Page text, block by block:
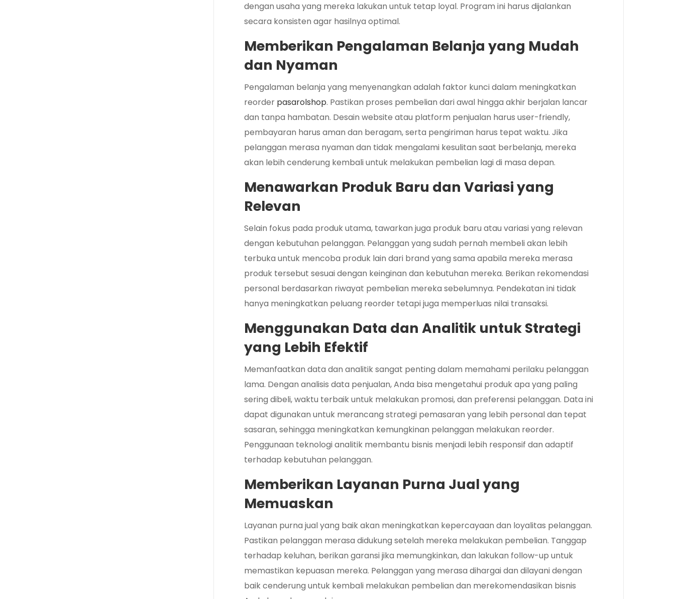
dengan usaha yang mereka lakukan untuk tetap loyal. Program ini harus dijalankan
secara konsisten agar hasilnya optimal.
Memberikan Pengalaman Belanja yang Mudah
dan Nyaman
Pengalaman belanja yang menyenangkan adalah faktor kunci dalam meningkatkan
reorder pasarolshop. Pastikan proses pembelian dari awal hingga akhir berjalan lancar
dan tanpa hambatan. Desain website atau platform penjualan harus user-friendly,
pembayaran harus aman dan beragam, serta pengiriman harus tepat waktu. Jika
pelanggan merasa nyaman dan tidak mengalami kesulitan saat berbelanja, mereka
akan lebih cenderung kembali untuk melakukan pembelian lagi di masa depan.
Menawarkan Produk Baru dan Variasi yang
Relevan
Selain fokus pada produk utama, tawarkan juga produk baru atau variasi yang relevan
dengan kebutuhan pelanggan. Pelanggan yang sudah pernah membeli akan lebih
terbuka untuk mencoba produk lain dari brand yang sama apabila mereka merasa
produk tersebut sesuai dengan keinginan dan kebutuhan mereka. Berikan rekomendasi
personal berdasarkan riwayat pembelian mereka sebelumnya. Pendekatan ini tidak
hanya meningkatkan peluang reorder tetapi juga memperluas nilai transaksi.
Menggunakan Data dan Analitik untuk Strategi
yang Lebih Efektif
Memanfaatkan data dan analitik sangat penting dalam memahami perilaku pelanggan
lama. Dengan analisis data penjualan, Anda bisa mengetahui produk apa yang paling
sering dibeli, waktu terbaik untuk melakukan promosi, dan preferensi pelanggan. Data ini
dapat digunakan untuk merancang strategi pemasaran yang lebih personal dan tepat
sasaran, sehingga meningkatkan kemungkinan pelanggan melakukan reorder.
Penggunaan teknologi analitik membantu bisnis menjadi lebih responsif dan adaptif
terhadap kebutuhan pelanggan.
Memberikan Layanan Purna Jual yang
Memuaskan
Layanan purna jual yang baik akan meningkatkan kepercayaan dan loyalitas pelanggan.
Pastikan pelanggan merasa didukung setelah mereka melakukan pembelian. Tanggap
terhadap keluhan, berikan garansi jika memungkinkan, dan lakukan follow-up untuk
memastikan kepuasan mereka. Pelanggan yang merasa dihargai dan dilayani dengan
baik cenderung untuk kembali melakukan pembelian dan merekomendasikan bisnis